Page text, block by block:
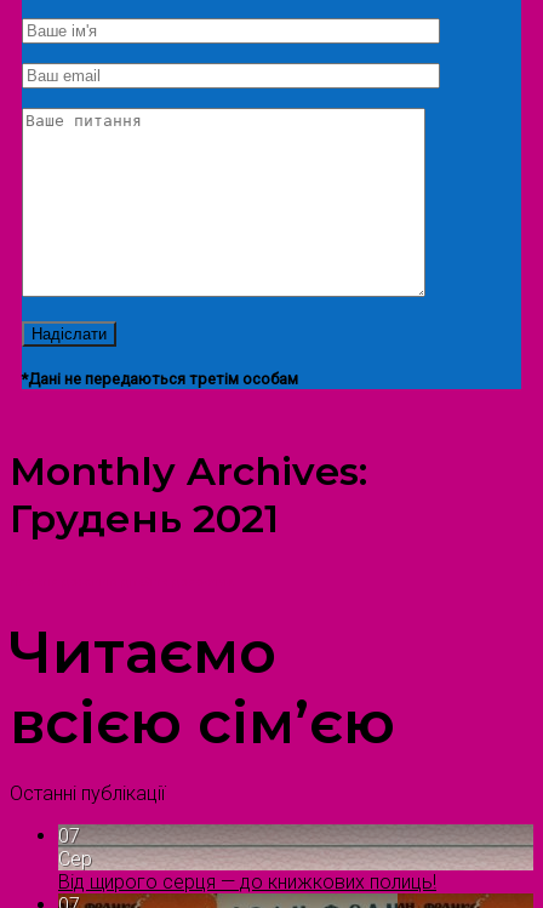
Екскурсія/локація
*Дані не передаються третім особам
Monthly Archives:
Грудень 2021
Читаємо
всією сім’єю
Останні публікації
07
Сер
Від щирого серця — до книжкових полиць!